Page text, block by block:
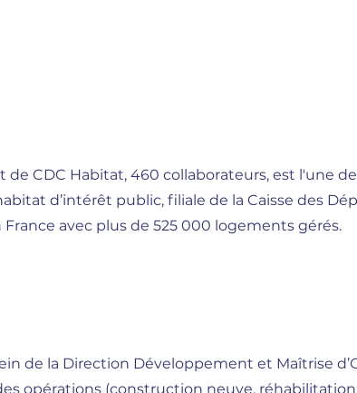
de CDC Habitat, 460 collaborateurs, est l'une
d’intérêt public, filiale de la Caisse des
avec plus de 525 000 logements gérés.
de la Direction Développement et Maîtrise
opérations (construction neuve,